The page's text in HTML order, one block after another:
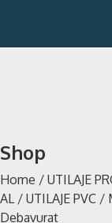
Shop
Home / UTILAJE
AL/ UTILAJE PVC /
Debavurat